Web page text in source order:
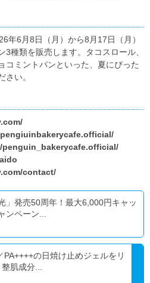
年6月8日（月）から8月17日（月）
3種類を販売します。タコスロール、
コミントパンといった、夏にぴった
さい。
contact/
」発売50周年！最大6,000円キャッ
ンペーン...
PA++++の日焼け止めジェルをリ
肌成分...